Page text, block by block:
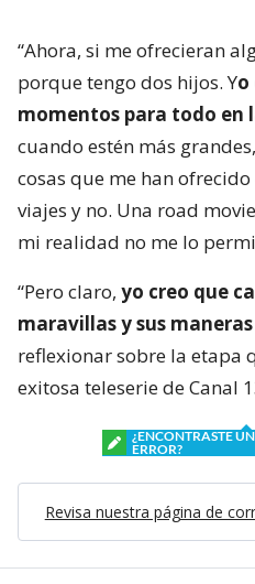
“Ahora, si me ofrecieran
porque tengo dos hijos. Yo
momentos para todo en
cuando estén más
cosas que me han
viajes y no. Una road
mi realidad no me lo
“Pero claro, yo creo que
maravillas y sus
reflexionar sobre la etapa
exitosa teleserie de Canal
¿ENCONTRASTE UN
ERROR?
Revisa nuestra página de